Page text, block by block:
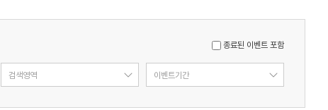
종료된 이벤트 포함
검색영역 이벤트기간